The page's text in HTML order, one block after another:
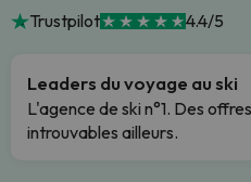
Trustpilot 4.4/5
Leaders du voyage au ski
L'agence de ski n°1. Des offres
introuvables ailleurs.